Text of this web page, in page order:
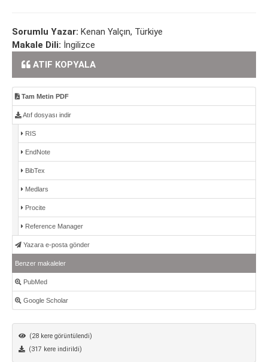
Sorumlu Yazar: Kenan Yalçın, Türkiye
Makale Dili: İngilizce
ATIF KOPYALA
Tam Metin PDF
Atıf dosyası indir
RIS
EndNote
BibTex
Medlars
Procite
Reference Manager
Yazara e-posta gönder
Benzer makaleler
PubMed
Google Scholar
(28 kere görüntülendi)
(317 kere indirildi)